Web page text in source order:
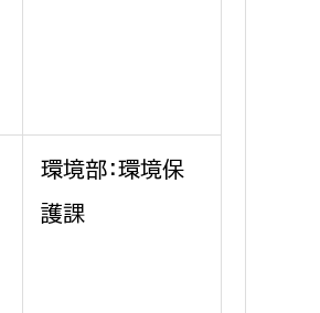
環境部：環境保
護課